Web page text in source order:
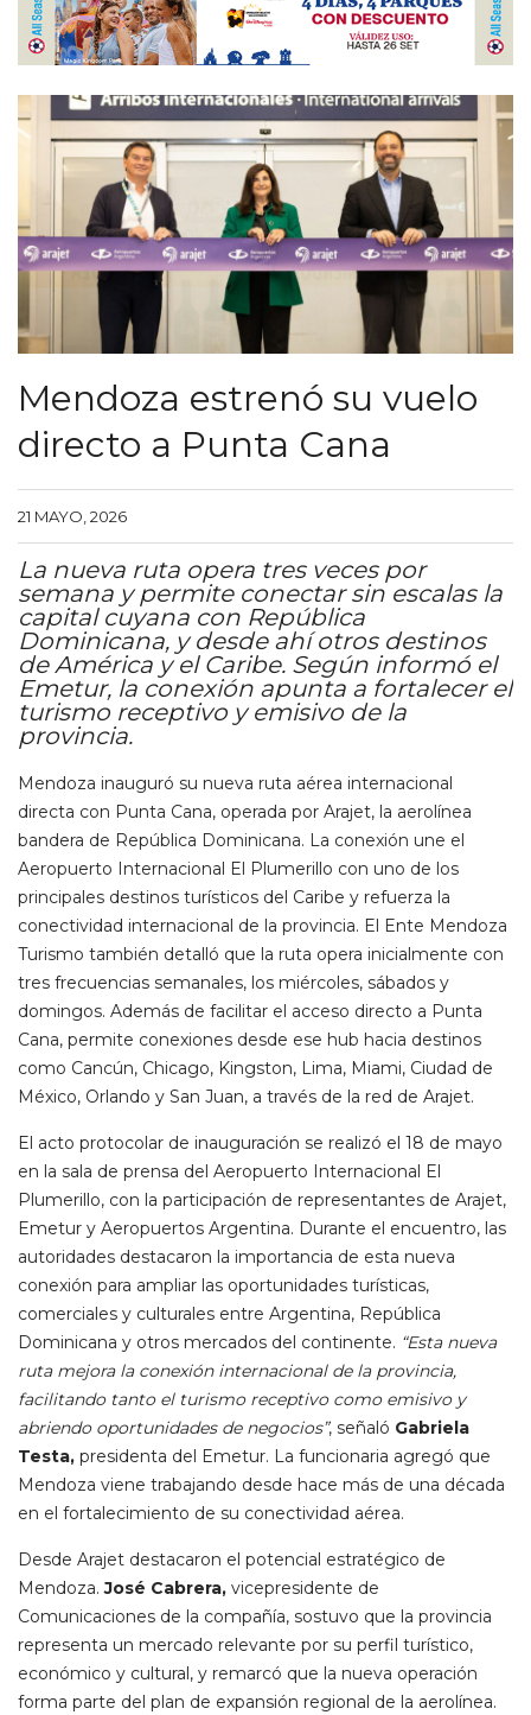
Mendoza estrenó su vuelo
directo a Punta Cana
21 MAYO, 2026
La nueva ruta opera tres veces por
semana y permite conectar sin escalas la
capital cuyana con República
Dominicana, y desde ahí otros destinos
de América y el Caribe. Según informó el
Emetur, la conexión apunta a fortalecer el
turismo receptivo y emisivo de la
provincia.
Mendoza inauguró su nueva ruta aérea internacional
directa con Punta Cana, operada por Arajet, la aerolínea
bandera de República Dominicana. La conexión une el
Aeropuerto Internacional El Plumerillo con uno de los
principales destinos turísticos del Caribe y refuerza la
conectividad internacional de la provincia. El Ente Mendoza
Turismo también detalló que la ruta opera inicialmente con
tres frecuencias semanales, los miércoles, sábados y
domingos. Además de facilitar el acceso directo a Punta
Cana, permite conexiones desde ese hub hacia destinos
como Cancún, Chicago, Kingston, Lima, Miami, Ciudad de
México, Orlando y San Juan, a través de la red de Arajet.
El acto protocolar de inauguración se realizó el 18 de mayo
en la sala de prensa del Aeropuerto Internacional El
Plumerillo, con la participación de representantes de Arajet,
Emetur y Aeropuertos Argentina. Durante el encuentro, las
autoridades destacaron la importancia de esta nueva
conexión para ampliar las oportunidades turísticas,
comerciales y culturales entre Argentina, República
Dominicana y otros mercados del continente. “Esta nueva
ruta mejora la conexión internacional de la provincia,
facilitando tanto el turismo receptivo como emisivo y
abriendo oportunidades de negocios”, señaló Gabriela
Testa, presidenta del Emetur. La funcionaria agregó que
Mendoza viene trabajando desde hace más de una década
en el fortalecimiento de su conectividad aérea.
Desde Arajet destacaron el potencial estratégico de
Mendoza. José Cabrera, vicepresidente de
Comunicaciones de la compañía, sostuvo que la provincia
representa un mercado relevante por su perfil turístico,
económico y cultural, y remarcó que la nueva operación
forma parte del plan de expansión regional de la aerolínea.